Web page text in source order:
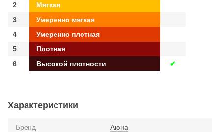
2
Мягкая
3
Умеренно мягкая
4
Умеренно плотная
5
Плотная
6
Высокой плотности
✔
Характеристики
Бренд Аюна